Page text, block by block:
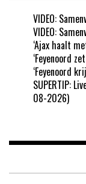
VIDEO:
VIDEO:
‘Ajax haalt
‘Feyenoord
‘Feyenoord
SUPERTIP:
08-2026)